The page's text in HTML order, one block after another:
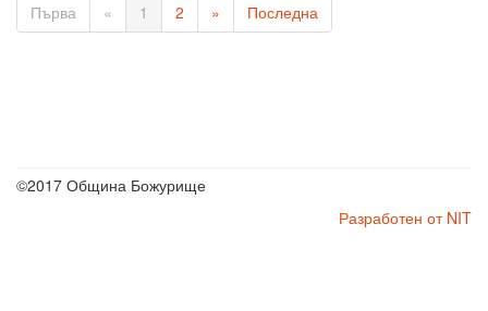
Първа « 1 2 » Последна
©2017 Община Божурище
Разработен от NIT